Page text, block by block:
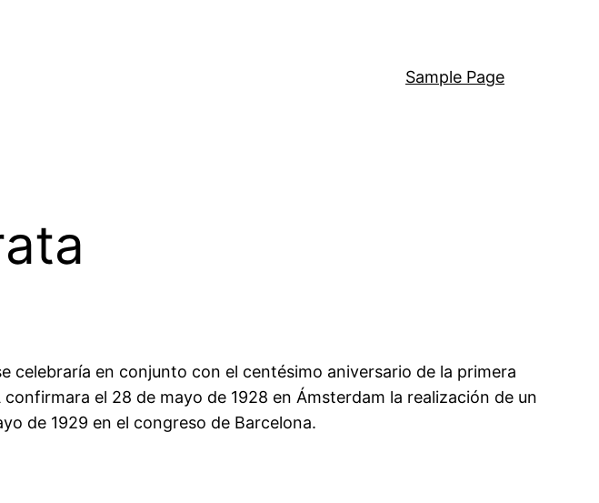
Sample Page
celebraría en conjunto con el centésimo aniversario de la primera
el 28 de mayo de 1928 en Ámsterdam la realización de un
de 1929 en el congreso de Barcelona.